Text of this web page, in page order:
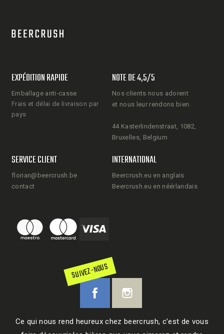
EXPÉDITION RAPIDE
Emballage anti-casse
Frais et délai de livraison par
pays
NOTE DE 4,5/5
Nos clients nous adorent
et nous leur rendons bien.
44 Kasterlindenstraat, 1082,
Bruxelles, Belgium
SERVICE CLIENT
florian@beercrush.be
contact
INTERNATIONAL
Beercrush.eu en anglais
Beercrush.eu en néérlandais
SUIVEZ-NOUS
Ce qui nous rend heureux chez beercrush, c’est de vous